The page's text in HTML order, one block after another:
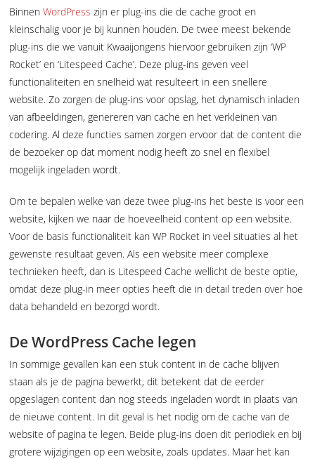
BinnenWordPress zijn er plug-ins die de cache groot en
kleinschalig voor je bij kunnen houden. De twee meest bekende
plug-ins die we vanuit Kwaaijongens hiervoor gebruiken zijn ‘WP
Rocket’ en ‘Litespeed Cache’. Deze plug-ins geven veel
functionaliteiten en snelheid wat resulteert in een snellere
website. Zo zorgen de plug-ins voor opslag, het dynamisch inladen
van afbeeldingen, genereren van cache en het verkleinen van
codering. Al deze functies samen zorgen ervoor dat de content die
de bezoeker op dat moment nodig heeft zo snel en flexibel
mogelijk ingeladen wordt.
Om te bepalen welke van deze twee plug-ins het beste is voor een
website, kijken we naar de hoeveelheid content op een website.
Voor de basis functionaliteit kan WP Rocket in veel situaties al het
gewenste resultaat geven. Als een website meer complexe
technieken heeft, dan is Litespeed Cache wellicht de beste optie,
omdat deze plug-in meer opties heeft die in detail treden over hoe
data behandeld en bezorgd wordt.
De WordPress Cache legen
In sommige gevallen kan een stuk content in de cache blijven
staan als je de pagina bewerkt, dit betekent dat de eerder
opgeslagen content dan nog steeds ingeladen wordt in plaats van
de nieuwe content. In dit geval is het nodig om de cache van de
website of pagina te legen. Beide plug-ins doen dit periodiek en bij
grotere wijzigingen op een website, zoals updates. Maar het kan